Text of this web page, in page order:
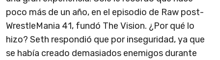
poco más de un año, en el episodio de Raw post-
WrestleMania 41, fundó The Vision. ¿Por qué lo
hizo? Seth respondió que por inseguridad, ya que
se había creado demasiados enemigos durante